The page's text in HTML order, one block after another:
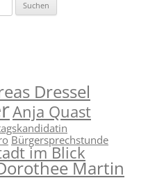
Dressel
Anja Quast
Bürgersprechstunde
im Blick
Martin